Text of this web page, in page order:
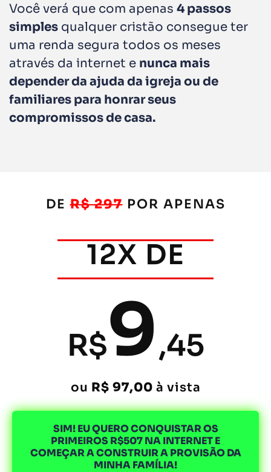
Você verá que com apenas 4 passos
simples qualquer cristão consegue ter
uma renda segura todos os meses
através da internet e nunca mais
depender da ajuda da igreja ou de
familiares para honrar seus
compromissos de casa.
DER$ 297POR APENAS
12X DE
R$9,45
ou R$ 97,00 à vista
SIM! EU QUERO CONQUISTAR OS
PRIMEIROS R$507 NA INTERNET E
COMEÇAR A CONSTRUIR A PROVISÃO DA
MINHA FAMÍLIA!